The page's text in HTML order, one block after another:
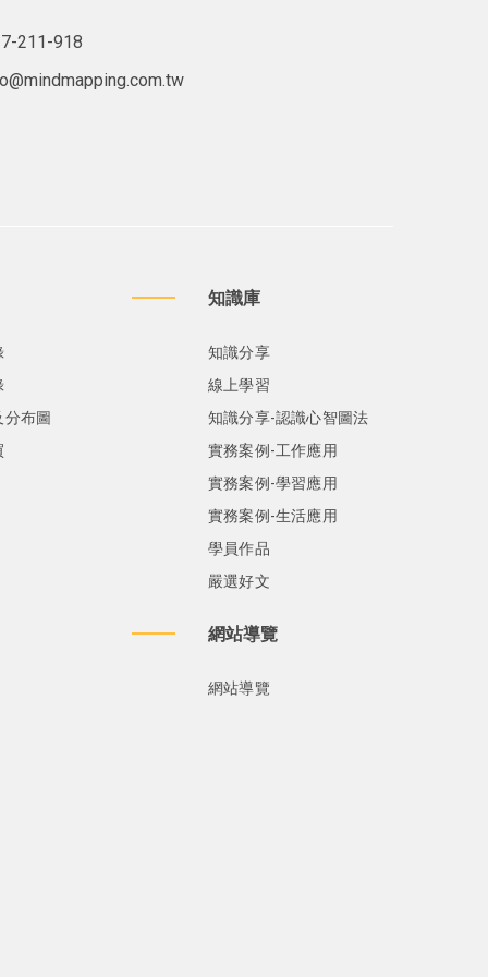
211-918
布圖
知識庫
知識分享
線上學習
知識分享-認識心智圖法
實務案例-工作應用
實務案例-學習應用
實務案例-生活應用
學員作品
嚴選好文
網站導覽
網站導覽